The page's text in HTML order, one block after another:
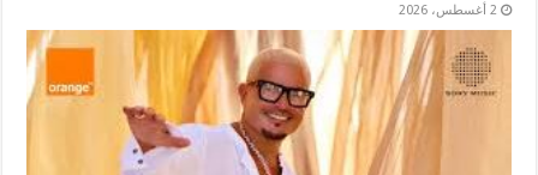
2 أغسطس، 2026